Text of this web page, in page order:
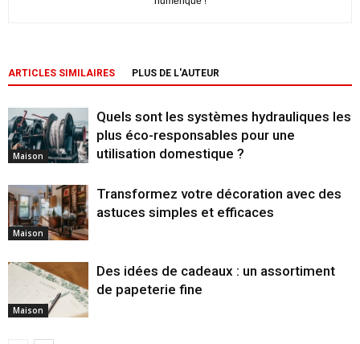
ARTICLES SIMILAIRES PLUS DE L'AUTEUR
Maison
Quels sont les systèmes hydrauliques les
plus éco-responsables pour une
utilisation domestique ?
Maison
Transformez votre décoration avec des
astuces simples et efficaces
Maison
Des idées de cadeaux : un assortiment
de papeterie fine